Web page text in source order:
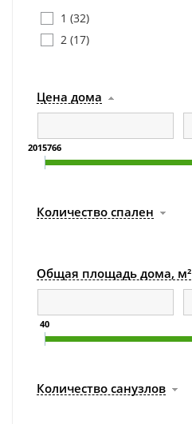
1 (32)
2 (17)
Цена дома
2015766
Количество спален
Общая площадь дома, м²
40
Количество санузлов